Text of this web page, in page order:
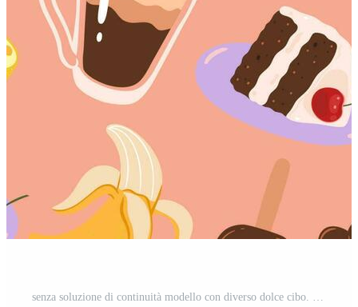
senza soluzione di continuità modello con diverso dolce cibo. vettore grafica. Vettore Gratuito